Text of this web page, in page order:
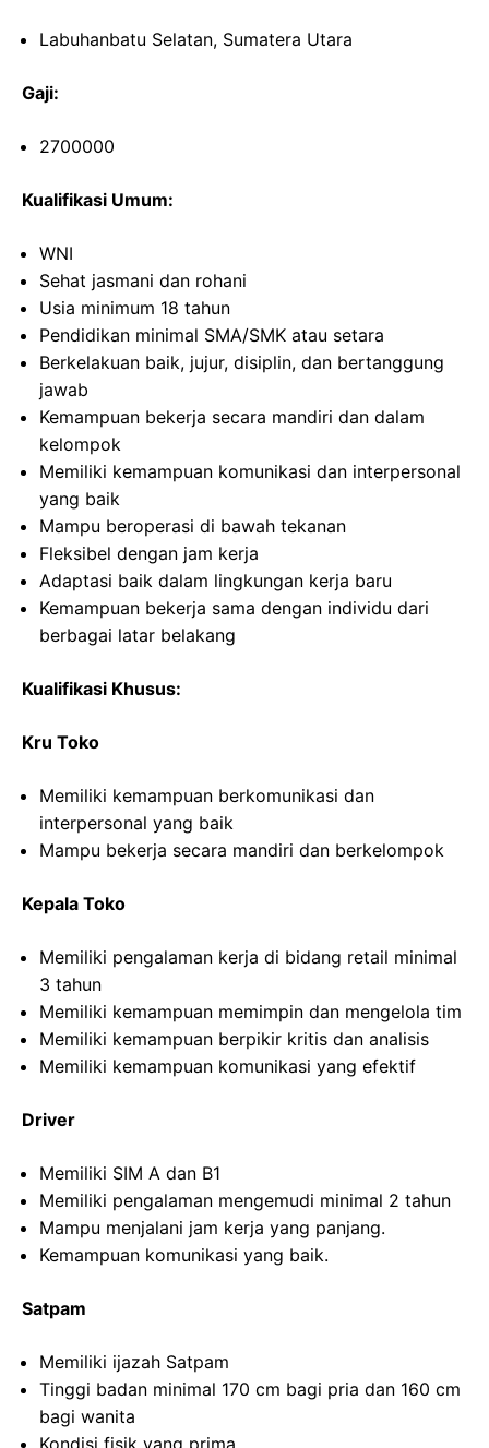
Labuhanbatu Selatan, Sumatera Utara
Gaji:
2700000
Kualifikasi Umum:
WNI
Sehat jasmani dan rohani
Usia minimum 18 tahun
Pendidikan minimal SMA/SMK atau setara
Berkelakuan baik, jujur, disiplin, dan bertanggung
jawab
Kemampuan bekerja secara mandiri dan dalam
kelompok
Memiliki kemampuan komunikasi dan interpersonal
yang baik
Mampu beroperasi di bawah tekanan
Fleksibel dengan jam kerja
Adaptasi baik dalam lingkungan kerja baru
Kemampuan bekerja sama dengan individu dari
berbagai latar belakang
Kualifikasi Khusus:
Kru Toko
Memiliki kemampuan berkomunikasi dan
interpersonal yang baik
Mampu bekerja secara mandiri dan berkelompok
Kepala Toko
Memiliki pengalaman kerja di bidang retail minimal
3 tahun
Memiliki kemampuan memimpin dan mengelola tim
Memiliki kemampuan berpikir kritis dan analisis
Memiliki kemampuan komunikasi yang efektif
Driver
Memiliki SIM A dan B1
Memiliki pengalaman mengemudi minimal 2 tahun
Mampu menjalani jam kerja yang panjang.
Kemampuan komunikasi yang baik.
Satpam
Memiliki ijazah Satpam
Tinggi badan minimal 170 cm bagi pria dan 160 cm
bagi wanita
Kondisi fisik yang prima